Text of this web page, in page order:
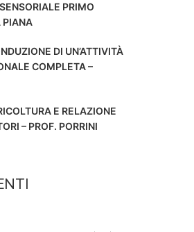
PRIMO
PIANA
DI UN’ATTIVITÀ
COMPLETA –
E RELAZIONE
– PROF. PORRINI